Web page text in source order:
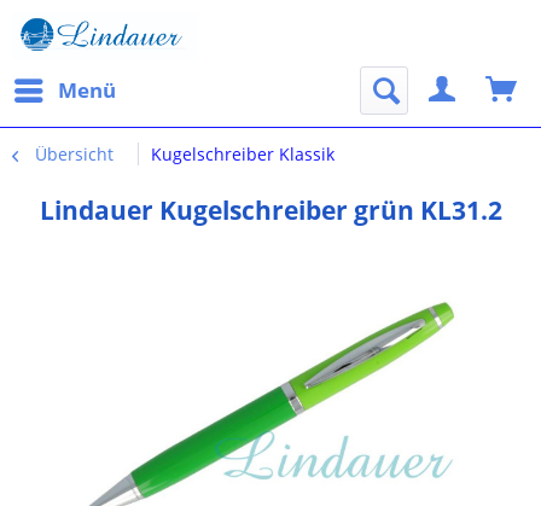
Menü
Übersicht Kugelschreiber Klassik
Lindauer Kugelschreiber grün KL31.2